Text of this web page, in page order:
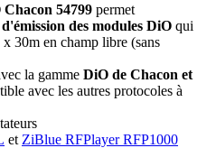
54799 permet
des modules DiO qui
30m en champ libre (sans
la gamme DiO de Chacon et
avec les autres protocoles à
et ZiBlue RFPlayer RFP1000